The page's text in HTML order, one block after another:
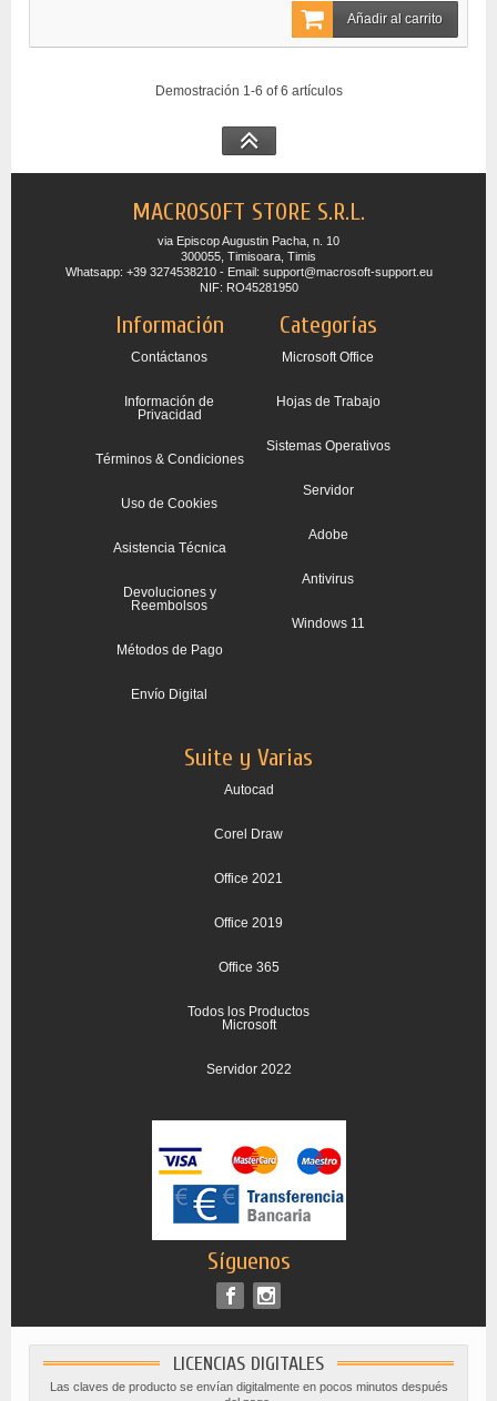
Añadir al carrito
Demostración 1-6 of 6 artículos
MACROSOFT STORE S.R.L.
via Episcop Augustin Pacha, n. 10
300055, Timisoara, Timis
Whatsapp: +39 3274538210 - Email: support@macrosoft-support.eu
NIF: RO45281950
Información
Contáctanos
Información de
Privacidad
Términos & Condiciones
Uso de Cookies
Asistencia Técnica
Devoluciones y
Reembolsos
Métodos de Pago
Envío Digital
Categorías
Microsoft Office
Hojas de Trabajo
Sistemas Operativos
Servidor
Adobe
Antivirus
Windows 11
Suite y Varias
Autocad
Corel Draw
Office 2021
Office 2019
Office 365
Todos los Productos
Microsoft
Servidor 2022
Síguenos
LICENCIAS DIGITALES
Las claves de producto se envían digitalmente en pocos minutos después